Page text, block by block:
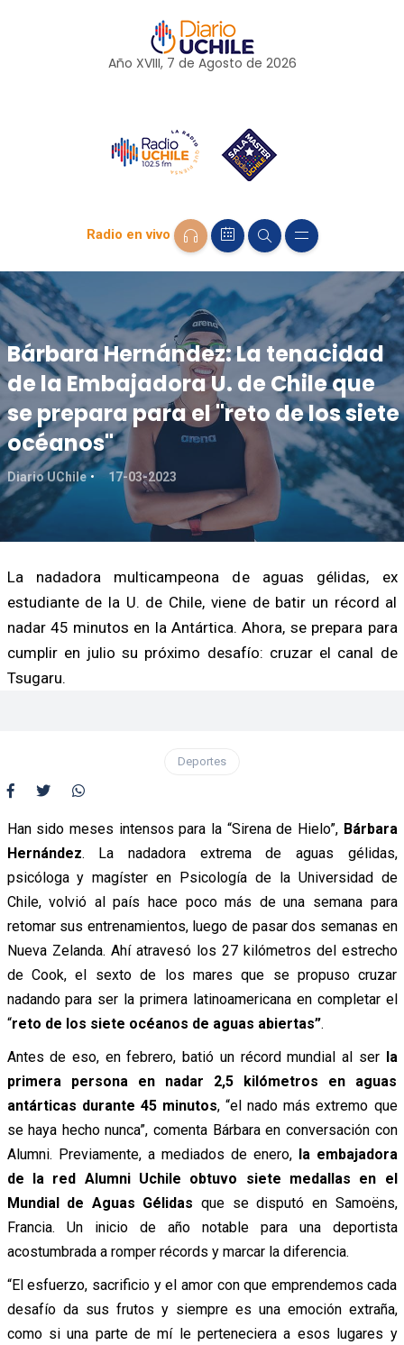
Año XVIII, 7 de Agosto de 2026
Radio en vivo
Bárbara Hernández: La tenacidad
de la Embajadora U. de Chile que
se prepara para el "reto de los siete
océanos"
Diario UChile 17-03-2023
La nadadora multicampeona de aguas gélidas, ex
estudiante de la U. de Chile, viene de batir un récord al
nadar 45 minutos en la Antártica. Ahora, se prepara para
cumplir en julio su próximo desafío: cruzar el canal de
Tsugaru.
Deportes
Han sido meses intensos para la “Sirena de Hielo”, Bárbara
Hernández. La nadadora extrema de aguas gélidas,
psicóloga y magíster en Psicología de la Universidad de
Chile, volvió al país hace poco más de una semana para
retomar sus entrenamientos, luego de pasar dos semanas en
Nueva Zelanda. Ahí atravesó los 27 kilómetros del estrecho
de Cook, el sexto de los mares que se propuso cruzar
nadando para ser la primera latinoamericana en completar el
“reto de los siete océanos de aguas abiertas”.
Antes de eso, en febrero, batió un récord mundial al ser la
primera persona en nadar 2,5 kilómetros en aguas
antárticas durante 45 minutos, “el nado más extremo que
se haya hecho nunca”, comenta Bárbara en conversación con
Alumni. Previamente, a mediados de enero, la embajadora
de la red Alumni Uchile obtuvo siete medallas en el
Mundial de Aguas Gélidas que se disputó en Samoëns,
Francia. Un inicio de año notable para una deportista
acostumbrada a romper récords y marcar la diferencia.
“El esfuerzo, sacrificio y el amor con que emprendemos cada
desafío da sus frutos y siempre es una emoción extraña,
como si una parte de mí le perteneciera a esos lugares y